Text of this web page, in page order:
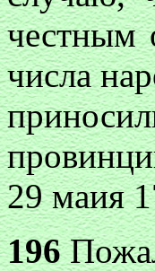
честным
числа
29 маия
196